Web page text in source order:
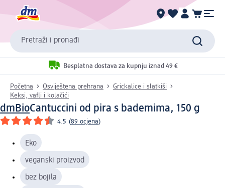
Pretraži i pronađi
Besplatna dostava za kupnju iznad 49 €
Početna Osviještena prehrana
Grickalice i slatkiši
Keksi, vafli i kolačići
dmBioCantuccini od pira s bademima, 150 g
4.5 (89 ocjena)
Eko
veganski proizvod
bez bojila